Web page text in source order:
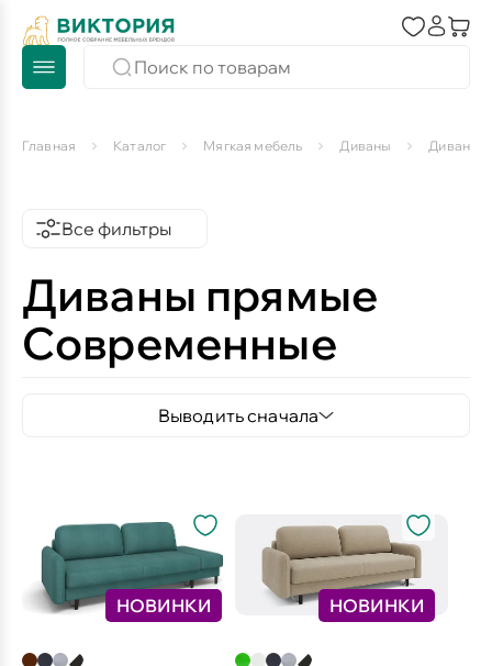
Главная Каталог Мягкая мебель Диваны Диваны
Все фильтры
Диваны прямые
Современные
Выводить сначала
НОВИНКИ НОВИНКИ